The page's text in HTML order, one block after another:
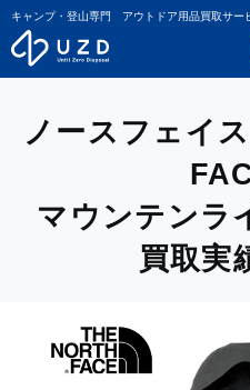
キャンプ・登山専門 アウトドア用品買取サー
ノースフェイ
マウンテンラ
買取実